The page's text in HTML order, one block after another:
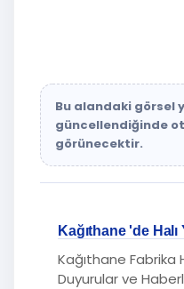
Bu alandaki görsel
güncellendiğinde
görünecektir.
Kağıthane 'de Halı
Kağıthane Fabrika
Duyurular ve